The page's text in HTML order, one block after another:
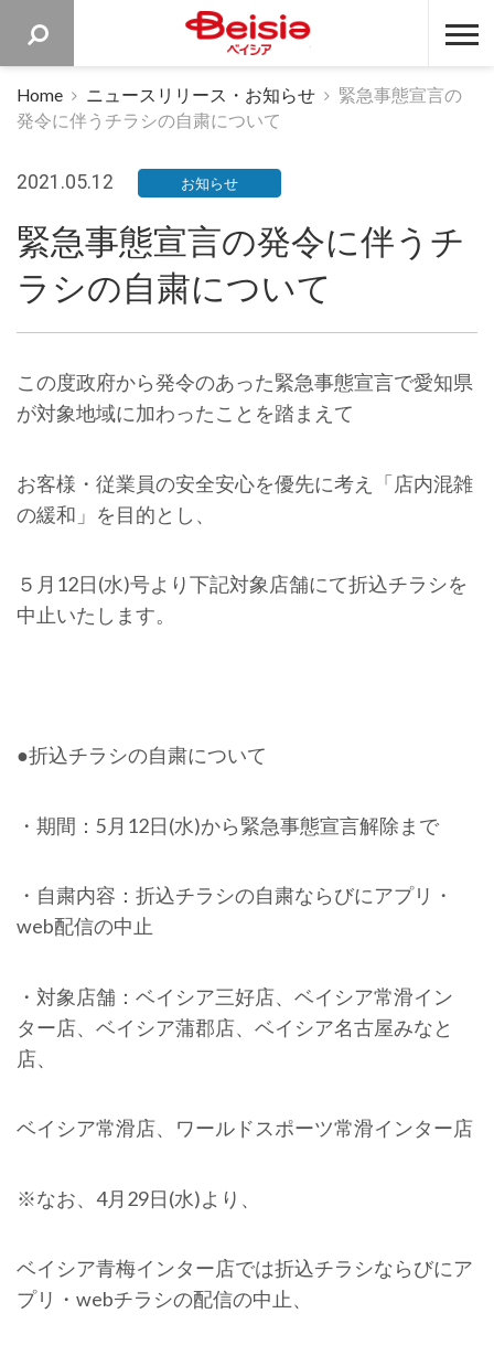
ベイシア
Home ニュースリリース・お知らせ
緊急事態宣言の
発令に伴うチラシの自粛について
2021.05.12 お知らせ
緊急事態宣言の発令に伴うチ
ラシの自粛について
この度政府から発令のあった緊急事態宣言で愛知県
が対象地域に加わったことを踏まえて
お客様・従業員の安全安心を優先に考え「店内混雑
の緩和」を目的とし、
５月12日(水)号より下記対象店舗にて折込チラシを
中止いたします。
●折込チラシの自粛について
・期間：5月12日(水)から緊急事態宣言解除まで
・自粛内容：折込チラシの自粛ならびにアプリ・
web配信の中止
・対象店舗：ベイシア三好店、ベイシア常滑イン
ター店、ベイシア蒲郡店、ベイシア名古屋みなと
店、
ベイシア常滑店、ワールドスポーツ常滑インター店
※なお、4月29日(水)より、
ベイシア青梅インター店では折込チラシならびにア
プリ・webチラシの配信の中止、